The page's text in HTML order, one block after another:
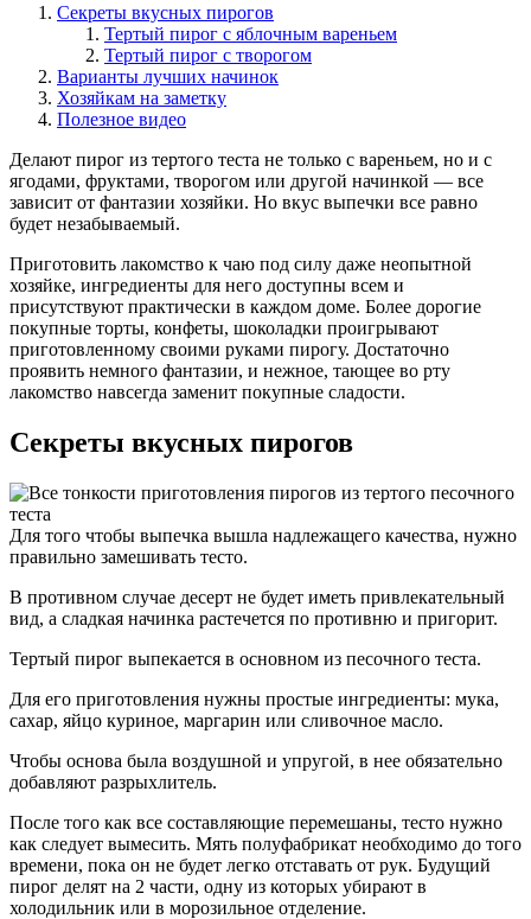
Секреты вкусных пирогов
Тертый пирог с яблочным вареньем
Тертый пирог с творогом
Варианты лучших начинок
Хозяйкам на заметку
Полезное видео
Делают пирог из тертого теста не только с вареньем, но и с
ягодами, фруктами, творогом или другой начинкой — все
зависит от фантазии хозяйки. Но вкус выпечки все равно
будет незабываемый.
Приготовить лакомство к чаю под силу даже неопытной
хозяйке, ингредиенты для него доступны всем и
присутствуют практически в каждом доме. Более дорогие
покупные торты, конфеты, шоколадки проигрывают
приготовленному своими руками пирогу. Достаточно
проявить немного фантазии, и нежное, тающее во рту
лакомство навсегда заменит покупные сладости.
Секреты вкусных пирогов
Для того чтобы выпечка вышла надлежащего качества, нужно
правильно замешивать тесто.
В противном случае десерт не будет иметь привлекательный
вид, а сладкая начинка растечется по противню и пригорит.
Тертый пирог выпекается в основном из песочного теста.
Для его приготовления нужны простые ингредиенты: мука,
сахар, яйцо куриное, маргарин или сливочное масло.
Чтобы основа была воздушной и упругой, в нее обязательно
добавляют разрыхлитель.
После того как все составляющие перемешаны, тесто нужно
как следует вымесить. Мять полуфабрикат необходимо до того
времени, пока он не будет легко отставать от рук. Будущий
пирог делят на 2 части, одну из которых убирают в
холодильник или в морозильное отделение.